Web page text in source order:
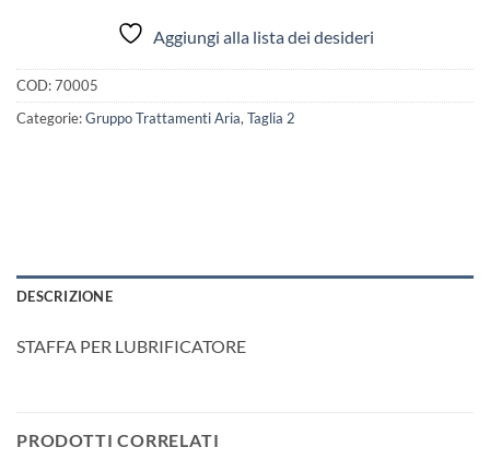
Aggiungi alla lista dei desideri
COD:70005
Categorie:Gruppo Trattamenti Aria,Taglia 2
DESCRIZIONE
STAFFA PER LUBRIFICATORE
PRODOTTI CORRELATI